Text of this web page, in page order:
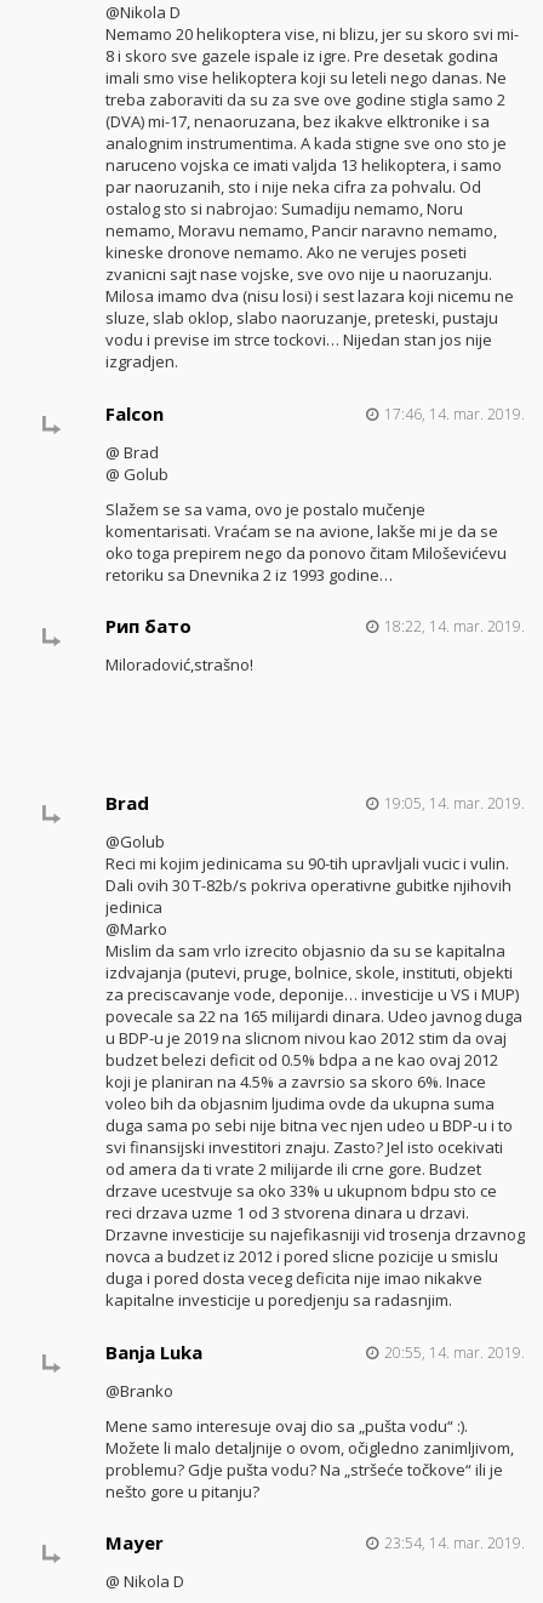
@Nikola D
Nemamo 20 helikoptera vise, ni blizu, jer su skoro svi mi-
8 i skoro sve gazele ispale iz igre. Pre desetak godina
imali smo vise helikoptera koji su leteli nego danas. Ne
treba zaboraviti da su za sve ove godine stigla samo 2
(DVA) mi-17, nenaoruzana, bez ikakve elktronike i sa
analognim instrumentima. A kada stigne sve ono sto je
naruceno vojska ce imati valjda 13 helikoptera, i samo
par naoruzanih, sto i nije neka cifra za pohvalu. Od
ostalog sto si nabrojao: Sumadiju nemamo, Noru
nemamo, Moravu nemamo, Pancir naravno nemamo,
kineske dronove nemamo. Ako ne verujes poseti
zvanicni sajt nase vojske, sve ovo nije u naoruzanju.
Milosa imamo dva (nisu losi) i sest lazara koji nicemu ne
sluze, slab oklop, slabo naoruzanje, preteski, pustaju
vodu i previse im strce tockovi… Nijedan stan jos nije
izgradjen.
Falcon 17:46, 14. mar. 2019.
@ Brad
@ Golub
Slažem se sa vama, ovo je postalo mučenje
komentarisati. Vraćam se na avione, lakše mi je da se
oko toga prepirem nego da ponovo čitam Miloševićevu
retoriku sa Dnevnika 2 iz 1993 godine…
Рип бато 18:22, 14. mar. 2019.
Miloradović,strašno!
Brad 19:05, 14. mar. 2019.
@Golub
Reci mi kojim jedinicama su 90-tih upravljali vucic i vulin.
Dali ovih 30 T-82b/s pokriva operativne gubitke njihovih
jedinica
@Marko
Mislim da sam vrlo izrecito objasnio da su se kapitalna
izdvajanja (putevi, pruge, bolnice, skole, instituti, objekti
za preciscavanje vode, deponije… investicije u VS i MUP)
povecale sa 22 na 165 milijardi dinara. Udeo javnog duga
u BDP-u je 2019 na slicnom nivou kao 2012 stim da ovaj
budzet belezi deficit od 0.5% bdpa a ne kao ovaj 2012
koji je planiran na 4.5% a zavrsio sa skoro 6%. Inace
voleo bih da objasnim ljudima ovde da ukupna suma
duga sama po sebi nije bitna vec njen udeo u BDP-u i to
svi finansijski investitori znaju. Zasto? Jel isto ocekivati
od amera da ti vrate 2 milijarde ili crne gore. Budzet
drzave ucestvuje sa oko 33% u ukupnom bdpu sto ce
reci drzava uzme 1 od 3 stvorena dinara u drzavi.
Drzavne investicije su najefikasniji vid trosenja drzavnog
novca a budzet iz 2012 i pored slicne pozicije u smislu
duga i pored dosta veceg deficita nije imao nikakve
kapitalne investicije u poredjenju sa radasnjim.
Banja Luka 20:55, 14. mar. 2019.
@Branko
Mene samo interesuje ovaj dio sa „pušta vodu“ :).
Možete li malo detaljnije o ovom, očigledno zanimljivom,
problemu? Gdje pušta vodu? Na „stršeće točkove“ ili je
nešto gore u pitanju?
Mayer 23:54, 14. mar. 2019.
@ Nikola D